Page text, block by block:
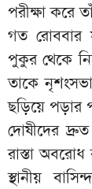
পরীক্ষা করে
গত রোববার
পুকুর থেকে
তাকে
ছড়িয়ে পড়ার
দোষীদের দ্রুত
রাস্তা
স্থানীয়